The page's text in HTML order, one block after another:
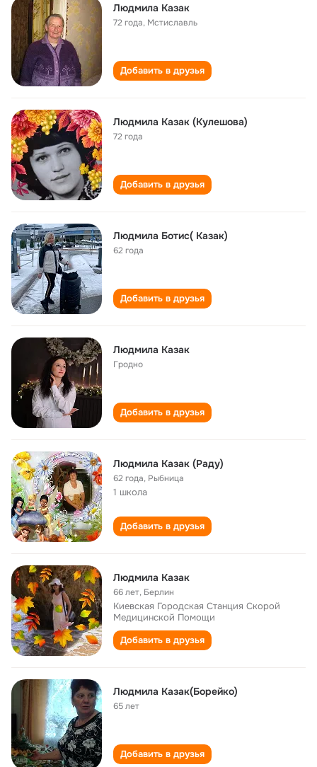
Людмила Казак
72 года, Мстиславль
Добавить в друзья
Людмила Казак (Кулешова)
72 года
Добавить в друзья
Людмила Ботис( Казак)
62 года
Добавить в друзья
Людмила Казак
Гродно
Добавить в друзья
Людмила Казак (Раду)
62 года, Рыбница
1 школа
Добавить в друзья
Людмила Казак
66 лет, Берлин
Киевская Городская Станция Скорой
Медицинской Помощи
Добавить в друзья
Людмила Казак(Борейко)
65 лет
Добавить в друзья